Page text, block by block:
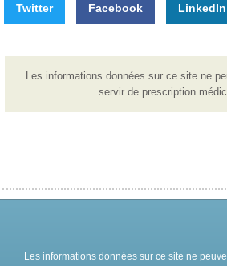
Twitter Facebook LinkedIn
Les informations données sur ce site ne
servir de prescription
Les informations données sur ce site ne